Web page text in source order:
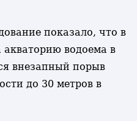
показало, что в
водоема в
внезапный порыв
до 30 метров в